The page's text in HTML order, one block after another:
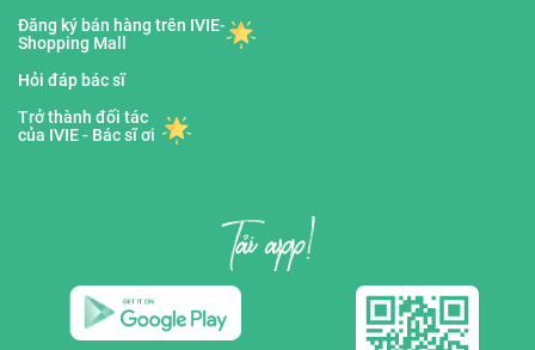
Đăng ký bán hàng trên IVIE-
Shopping Mall
Hỏi đáp bác sĩ
Trở thành đối tác
của IVIE - Bác sĩ ơi